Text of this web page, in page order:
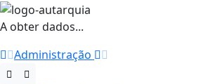
A obter dados...
Administração